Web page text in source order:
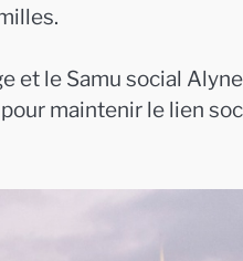
et le Samu social
maintenir le lien